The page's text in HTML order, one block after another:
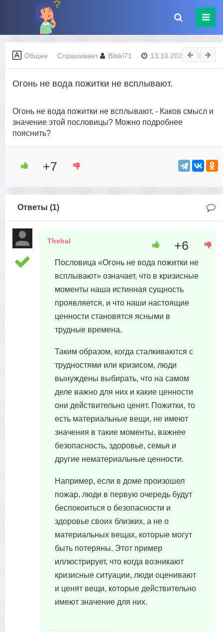
Общее Спрашивает Bilski71 13.10.2023 - 09:12
Огонь не вода пожитки не всплывают.
Огонь не вода пожитки не всплывают. - Каков смысл и
значение этой пословицы? Можно подробнее
пояснить?
+7
Ответы (1)
Thebal
Пословица «Огонь не вода пожитки не
всплывают» означает, что в кризисные
моменты наша истинная сущность
проявляется, и что наши настоящие
ценности становятся ясными в
трудные времена.
Таким образом, когда сталкиваются с
трудностями или кризисом, люди
вынуждены выбирать, что на самом
деле важно для них и какие ценности
они действительно ценят. Пожитки, то
есть материальные вещи, не имеют
значения в такие моменты, важнее
безопасность, здоровье, семья и
другие нематериальные ценности.
Например, если в доме произошел
пожар, люди в первую очередь будут
беспокоиться о безопасности и
здоровье своих близких, а не о
материальных вещах, которые могут
быть потеряны. Этот пример
иллюстрирует, что когда возникают
кризисные ситуации, люди оценивают
и ценят вещи, которые действительно
имеют значение для них.
+6